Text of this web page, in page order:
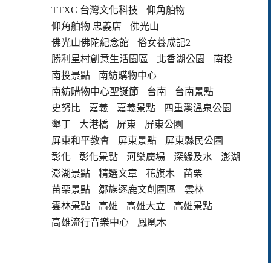
TTXC 台灣文化科技
仰角舶物
仰角舶物 忠義店
佛光山
佛光山佛陀紀念館
俗女養成記2
勝利星村創意生活園區
北香湖公園
南投
南投景點
南紡購物中心
南紡購物中心聖誕節
台南
台南景點
史努比
嘉義 嘉義景點
四重溪溫泉公園
墾丁
大港橋 屏東
屏東公園
屏東和平教會
屏東景點
屏東縣民公園
彰化
彰化景點 河樂廣場 深緣及水
澎湖
澎湖景點
精選文章 花旗木
苗栗
苗栗景點
鄒族逐鹿文創園區
雲林
雲林景點
高雄 高雄大立
高雄景點
高雄流行音樂中心
鳳凰木